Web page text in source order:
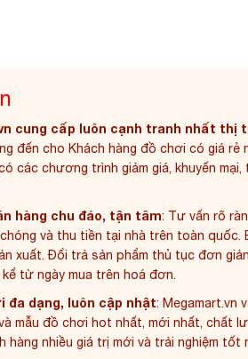
cung cấp luôn cạnh tranh nhất thị
đến cho Khách hàng đồ chơi có giá rẻ
các chương trình giảm giá, khuyến mại,
hàng chu đáo, tận tâm: Tư vấn rõ
và thu tiền tại nhà trên toàn quốc.
xuất. Đổi trả sản phẩm thủ tục đơn
từ ngày mua trên hoá đơn.
đa dạng, luôn cập nhật: Megamart.vn
mẫu đồ chơi hot nhất, mới nhất, chất
hàng nhiều giá trị mới và trải nghiệm tốt